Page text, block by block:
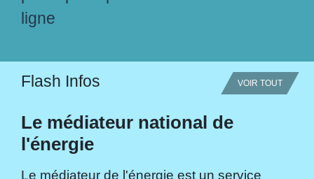
ligne
Flash Infos VOIR TOUT
Le médiateur national de
l'énergie
Le médiateur de l'énergie est un service